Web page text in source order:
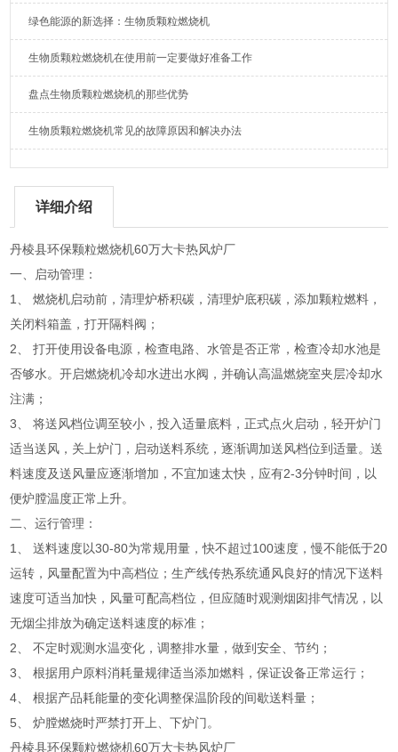
绿色能源的新选择：生物质颗粒燃烧机
生物质颗粒燃烧机在使用前一定要做好准备工作
盘点生物质颗粒燃烧机的那些优势
生物质颗粒燃烧机常见的故障原因和解决办法
详细介绍
丹棱县环保颗粒燃烧机60万大卡热风炉厂
一、启动管理：
1、 燃烧机启动前，清理炉桥积碳，清理炉底积碳，添加颗粒燃料，
关闭料箱盖，打开隔料阀；
2、 打开使用设备电源，检查电路、水管是否正常，检查冷却水池是
否够水。开启燃烧机冷却水进出水阀，并确认高温燃烧室夹层冷却水
注满；
3、 将送风档位调至较小，投入适量底料，正式点火启动，轻开炉门
适当送风，关上炉门，启动送料系统，逐渐调加送风档位到适量。送
料速度及送风量应逐渐增加，不宜加速太快，应有2-3分钟时间，以
便炉膛温度正常上升。
二、运行管理：
1、 送料速度以30-80为常规用量，快不超过100速度，慢不能低于20
运转，风量配置为中高档位；生产线传热系统通风良好的情况下送料
速度可适当加快，风量可配高档位，但应随时观测烟囱排气情况，以
无烟尘排放为确定送料速度的标准；
2、 不定时观测水温变化，调整排水量，做到安全、节约；
3、 根据用户原料消耗量规律适当添加燃料，保证设备正常运行；
4、 根据产品耗能量的变化调整保温阶段的间歇送料量；
5、 炉膛燃烧时严禁打开上、下炉门。
丹棱县环保颗粒燃烧机60万大卡热风炉厂